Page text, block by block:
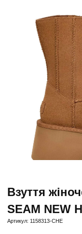
Взуття
SEAM NEW
Артикул: 1158313-CHE